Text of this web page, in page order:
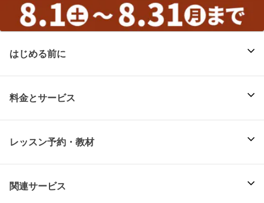
はじめる前に
料金とサービス
レッスン予約・教材
関連サービス